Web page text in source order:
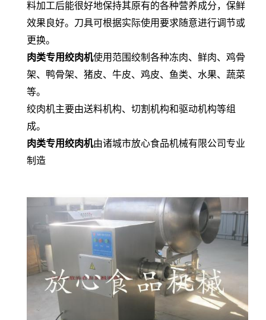
料加工后能很好地保持其原有的各种营养成分，保鲜
效果良好。刀具可根据实际使用要求随意进行调节或
更换。
肉类专用绞肉机使用范围绞制各种冻肉、鲜肉、鸡骨
架、鸭骨架、猪皮、牛皮、鸡皮、鱼类、水果、蔬菜
等。
绞肉机主要由送料机构、切割机构和驱动机构等组
成。
肉类专用绞肉机由诸城市放心食品机械有限公司专业
制造